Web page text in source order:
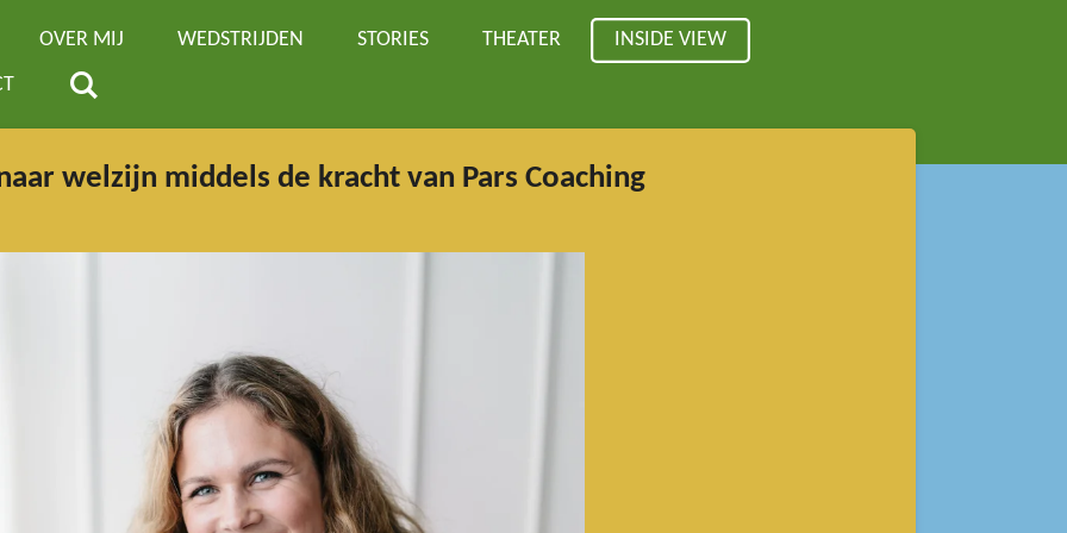
OVER MIJ WEDSTRIJDEN STORIES THEATER
INSIDE VIEW
welzijn middels de kracht van Pars Coaching